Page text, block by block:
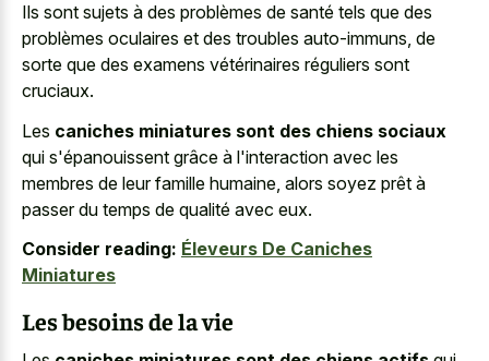
Ils sont sujets à des problèmes de santé tels que des
problèmes oculaires et des troubles auto-immuns, de
sorte que des examens vétérinaires réguliers sont
cruciaux.
Les caniches miniatures sont des chiens sociaux
qui s'épanouissent grâce à l'interaction avec les
membres de leur famille humaine, alors soyez prêt à
passer du temps de qualité avec eux.
Consider reading: Éleveurs De Caniches
Miniatures
Les besoins de la vie